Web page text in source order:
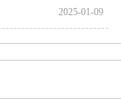
2025-01-09